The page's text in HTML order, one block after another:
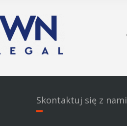
Skontaktuj się z nami